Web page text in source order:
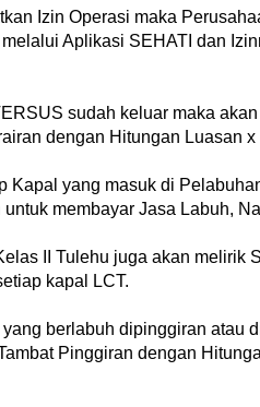
Izin Operasi maka
Aplikasi SEHATI dan
sudah keluar maka
dengan Hitungan Luasan
Kapal yang masuk di
membayar Jasa Labuh,
II Tulehu juga akan melirik
kapal LCT.
berlabuh dipinggiran atau
Pinggiran dengan